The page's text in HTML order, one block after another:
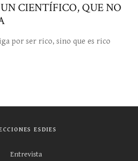
CIENTÍFICO, QUE NO
por ser rico, sino que es rico
ESDIES
Entrevista